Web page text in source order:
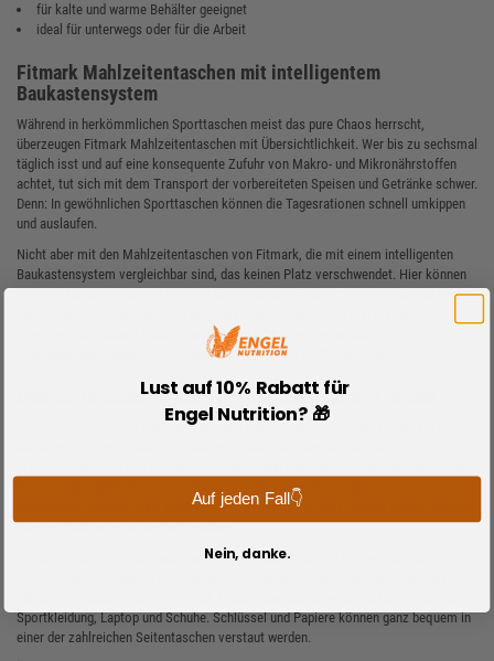
für kalte und warme Behälter geeignet
ideal für unterwegs oder für die Arbeit
Fitmark Mahlzeitentaschen mit intelligentem
Baukastensystem
Während in herkömmlichen Sporttaschen meist das pure Chaos herrscht,
überzeugen Fitmark Mahlzeitentaschen mit Übersichtlichkeit. Wer bis zu sechsmal
täglich isst und auf eine konsequente Zufuhr von Makro- und Mikronährstoffen
achtet, tut sich mit dem Transport der vorbereiteten Speisen und Getränke schwer.
Denn: In gewöhnlichen Sporttaschen können die Tagesrationen schnell umkippen
und auslaufen.
Nicht aber mit den Mahlzeitentaschen von Fitmark, die mit einem intelligenten
Baukastensystem vergleichbar sind, das keinen Platz verschwendet. Hier können
mehrere Mahlzeitenboxen bequem übereinandergestapelt werden, während Shake
Wiederverschließbare Taschen und Fächer gibt es genug, sodass
Nahrungsergänzungsmittel, Snacks und Obst stets griffbereit sind.
Mahlzeitentaschen von Fitmark: Ideal für den Urlaub
Wer regelmäßig Sport treibt und auf eine ausgewogene, gesunde Ernährung achtet,
dabei auf gesundes Essen verzichten zu müssen. Verlockungen lauern ja
bekanntlich an jeder Ecke. Mit einer Mahlzeitentasche von Fitmark haben Sportler
ihre Sportnahrung jedoch immer dabei.
Um die Mahlzeiten und Snacks portionieren und kühlen zu können, sind die
Sportkleidung, Laptop und Schuhe. Schlüssel und Papiere können ganz bequem in
einer der zahlreichen Seitentaschen verstaut werden.
Lust auf 10% Rabatt für
Engel Nutrition? 🎁
Auf jeden Fall👇
Nein, danke.